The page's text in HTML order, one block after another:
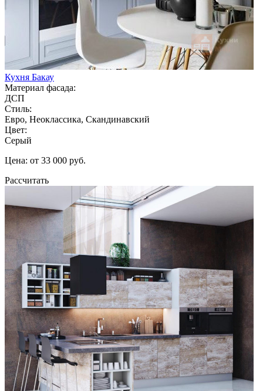
Кухня Бакау
Материал фасада:
ДСП
Стиль:
Евро, Неоклассика, Скандинавский
Цвет:
Серый
Цена: от 33 000 руб.
Рассчитать